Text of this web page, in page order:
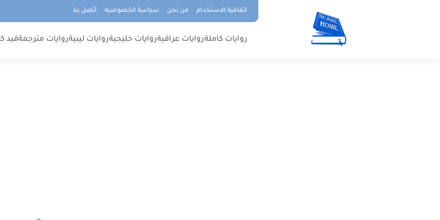
اتفاقية الاستخدام من نحن سياسة الخصوصيه أتصل بنا
روايات كاملةروايات عراقيةروايات خليجيةروايات ليبيةروايات مترجمةقيد